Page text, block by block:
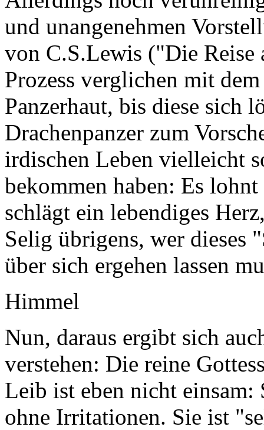
und unangenehmen
von C.S.Lewis ("Die
Prozess verglichen mit
Panzerhaut, bis diese sich
Drachenpanzer zum
irdischen Leben vielleicht
bekommen haben: Es
schlägt ein lebendiges
Selig übrigens, wer dieses
über sich ergehen lassen
Himmel
Nun, daraus ergibt sich
verstehen: Die reine
Leib ist eben nicht
ohne Irritationen. Sie ist